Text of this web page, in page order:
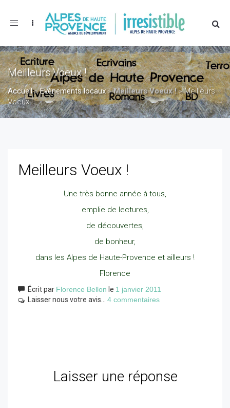
Toggle
Meilleurs Voeux !
Accueil»Evènements locaux»Meilleurs Voeux !»Meilleurs
Voeux !
Meilleurs Voeux !
Une très bonne année à tous,
emplie de lectures,
de découvertes,
de bonheur,
dans les Alpes de Haute-Provence et ailleurs !
Florence
Écrit par Florence Bellon le 1 janvier 2011
Laisser nous votre avis... 4 commentaires
Laisser une réponse